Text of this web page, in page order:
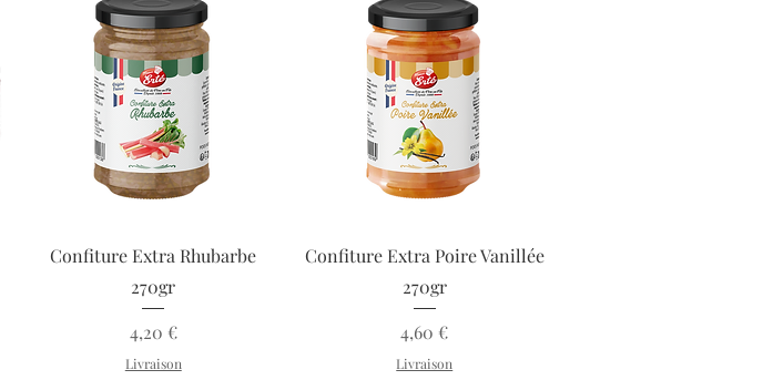
Aperçu rapide
Confiture Extra Rhubarbe
270gr
Prix
4,20 €
Livraison
Aperçu rapide
Confiture Extra Poire Vanillée
270gr
Prix
4,60 €
Livraison